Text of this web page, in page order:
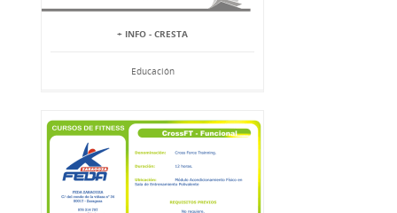
+ INFO - CRESTA
Educación